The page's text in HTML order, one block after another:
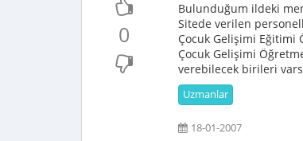
0
Bulunduğum ildeki
Sitede verilen
Çocuk Gelişimi Eğitimi
Çocuk Gelişimi
verebilecek birileri
Uzmanlar
18-01-2007